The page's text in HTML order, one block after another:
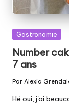
Posted
Gastronomie
Number
7 ans
by
Par Alexia
Hé oui, j'ai